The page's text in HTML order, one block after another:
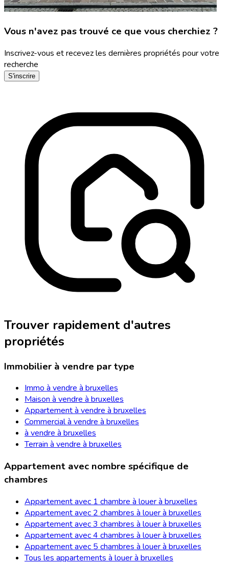
Vous n'avez pas trouvé ce que vous cherchiez ?
Inscrivez-vous et recevez les dernières propriétés pour votre
recherche
S'inscrire
Trouver rapidement d'autres
propriétés
Immobilier à vendre par type
Immo à vendre à bruxelles
Maison à vendre à bruxelles
Appartement à vendre à bruxelles
Commercial à vendre à bruxelles
à vendre à bruxelles
Terrain à vendre à bruxelles
Appartement avec nombre spécifique de
chambres
Appartement avec 1 chambre à louer à bruxelles
Appartement avec 2 chambres à louer à bruxelles
Appartement avec 3 chambres à louer à bruxelles
Appartement avec 4 chambres à louer à bruxelles
Appartement avec 5 chambres à louer à bruxelles
Tous les appartements à louer à bruxelles